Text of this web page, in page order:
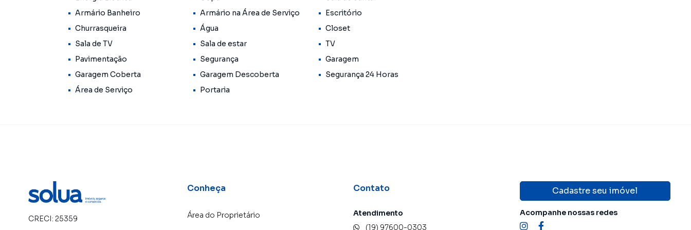
Armário Banheiro
Armário na Área de Serviço
Escritório
Churrasqueira
Água
Closet
Sala de TV
Sala de estar
TV
Pavimentação
Segurança
Garagem
Garagem Coberta
Garagem Descoberta
Segurança 24 Horas
Área de Serviço
Portaria
CRECI: 25359
Conheça
Área do Proprietário
Contato
Atendimento
(19) 97600-0303
Cadastre seu imóvel
Acompanhe nossas redes